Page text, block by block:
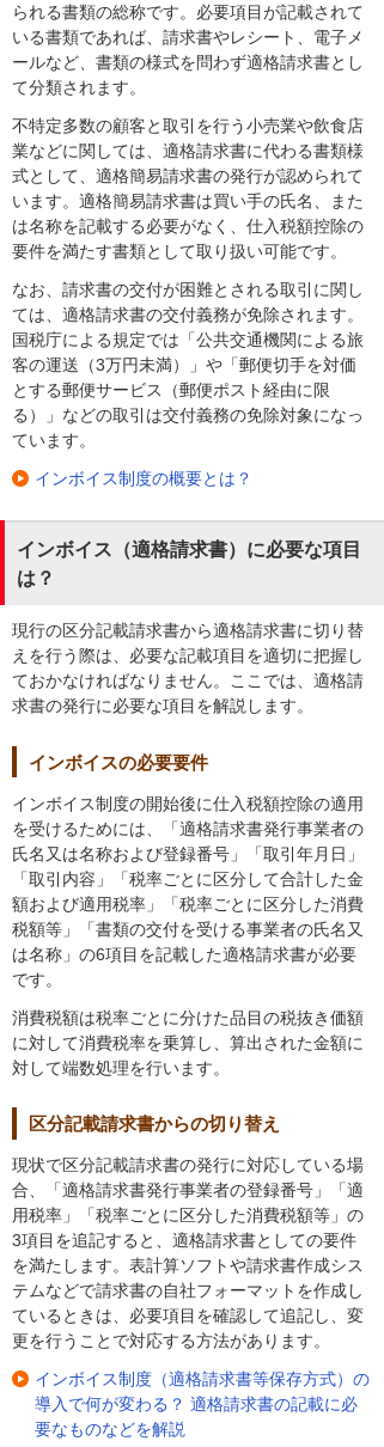
られる書類の総称です。必要項目が記載されて
いる書類であれば、請求書やレシート、電子メ
ールなど、書類の様式を問わず適格請求書とし
て分類されます。
不特定多数の顧客と取引を行う小売業や飲食店
業などに関しては、適格請求書に代わる書類様
式として、適格簡易請求書の発行が認められて
います。適格簡易請求書は買い手の氏名、また
は名称を記載する必要がなく、仕入税額控除の
要件を満たす書類として取り扱い可能です。
なお、請求書の交付が困難とされる取引に関し
ては、適格請求書の交付義務が免除されます。
国税庁による規定では「公共交通機関による旅
客の運送（3万円未満）」や「郵便切手を対価
とする郵便サービス（郵便ポスト経由に限
る）」などの取引は交付義務の免除対象になっ
ています。
インボイス制度の概要とは？
インボイス（適格請求書）に必要な項目
は？
現行の区分記載請求書から適格請求書に切り替
えを行う際は、必要な記載項目を適切に把握し
ておかなければなりません。ここでは、適格請
求書の発行に必要な項目を解説します。
インボイスの必要要件
インボイス制度の開始後に仕入税額控除の適用
を受けるためには、「適格請求書発行事業者の
氏名又は名称および登録番号」「取引年月日」
「取引内容」「税率ごとに区分して合計した金
額および適用税率」「税率ごとに区分した消費
税額等」「書類の交付を受ける事業者の氏名又
は名称」の6項目を記載した適格請求書が必要
です。
消費税額は税率ごとに分けた品目の税抜き価額
に対して消費税率を乗算し、算出された金額に
対して端数処理を行います。
区分記載請求書からの切り替え
現状で区分記載請求書の発行に対応している場
合、「適格請求書発行事業者の登録番号」「適
用税率」「税率ごとに区分した消費税額等」の
3項目を追記すると、適格請求書としての要件
を満たします。表計算ソフトや請求書作成シス
テムなどで請求書の自社フォーマットを作成し
ているときは、必要項目を確認して追記し、変
更を行うことで対応する方法があります。
インボイス制度（適格請求書等保存方式）の
導入で何が変わる？ 適格請求書の記載に必
要なものなどを解説